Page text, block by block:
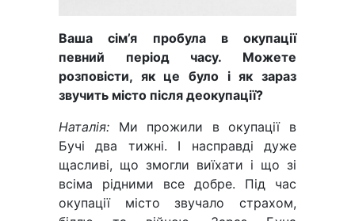
Ваша сім’я пробула в окупації
певний період часу. Можете
розповісти, як це було і як зараз
звучить місто після деокупації?
Наталія: Ми прожили в окупації в
Бучі два тижні. І насправді дуже
щасливі, що змогли виїхати і що зі
всіма рідними все добре. Під час
окупації місто звучало страхом,